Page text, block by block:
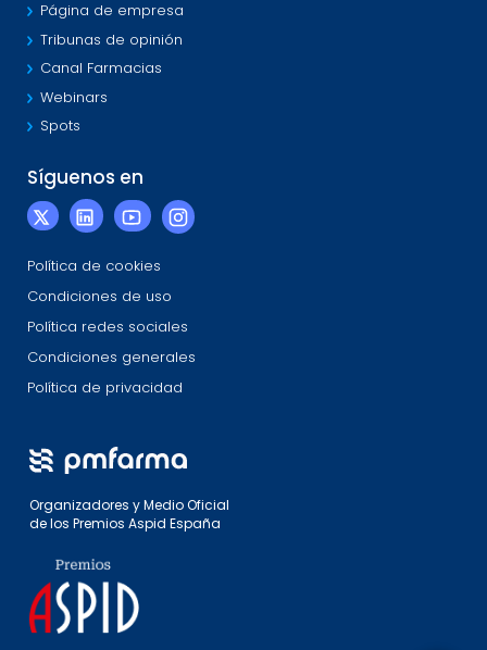
Página de empresa
Tribunas de opinión
Canal Farmacias
Webinars
Spots
Síguenos en
Política de cookies
Condiciones de uso
Política redes sociales
Condiciones generales
Política de privacidad
Organizadores y Medio Oficial
de los Premios Aspid España